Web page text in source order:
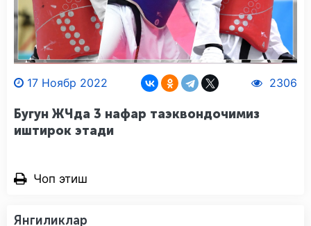
17 Ноябр 2022 2306
Бугун ЖЧда 3 нафар таэквондочимиз
иштирок этади
Чоп этиш
Янгиликлар